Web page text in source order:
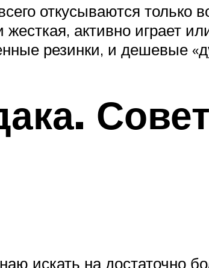
откусываются только
активно играет
резинки, и дешевые
искать на достаточно